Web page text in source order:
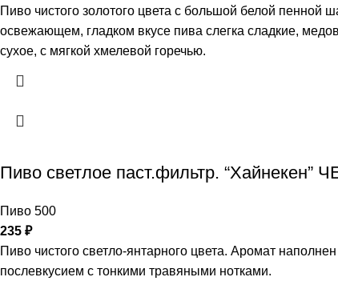
Пиво чистого золотого цвета с большой белой
освежающем, гладком вкусе пива слегка сладкие,
сухое, с мягкой хмелевой горечью.
Пиво светлое паст.фильтр. “Хайнекен”
Пиво 500
235 ₽
Пиво чистого светло-янтарного цвета. Аромат
послевкусием с тонкими травяными нотками.